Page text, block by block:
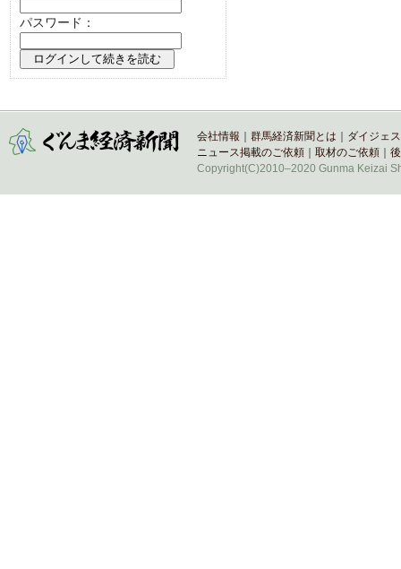
パスワード：
会社情報 群馬経済新聞とは
ダイジェ
ニュース掲載のご依頼
取材のご依頼
Copyright(C)2010–2020 Gunma Keizai